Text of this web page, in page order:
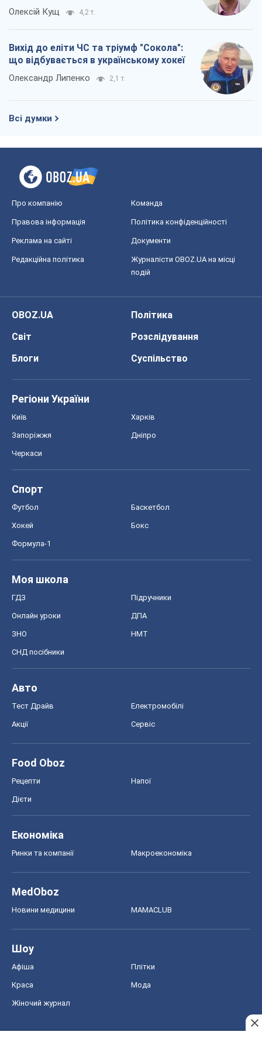
Олексій Кущ 4,2 т.
Вихід до еліти ЧС та тріумф "Сокола":
що відбувається в українському хокеї
Олександр Липенко 2,1 т.
Всі думки
Про компанію Команда
Правова інформація Політика конфіденційності
Реклама на сайті Документи
Редакційна політика
Журналісти OBOZ.UA на місці
подій
OBOZ.UA
Політика
Світ
Розслідування
Блоги
Суспільство
Регіони України
Київ Харків
Запоріжжя Дніпро
Черкаси
Спорт
Футбол Баскетбол
Хокей Бокс
Формула-1
Моя школа
ГДЗ Підручники
Онлайн уроки ДПА
ЗНО НМТ
СНД посібники
Авто
Тест Драйв Електромобілі
Акції Сервіс
Food Oboz
Рецепти Напої
Дієти
Економіка
Ринки та компанії Макроекономіка
MedOboz
Новини медицини MAMACLUB
Шоу
Афіша Плітки
Краса Мода
Жіночий журнал